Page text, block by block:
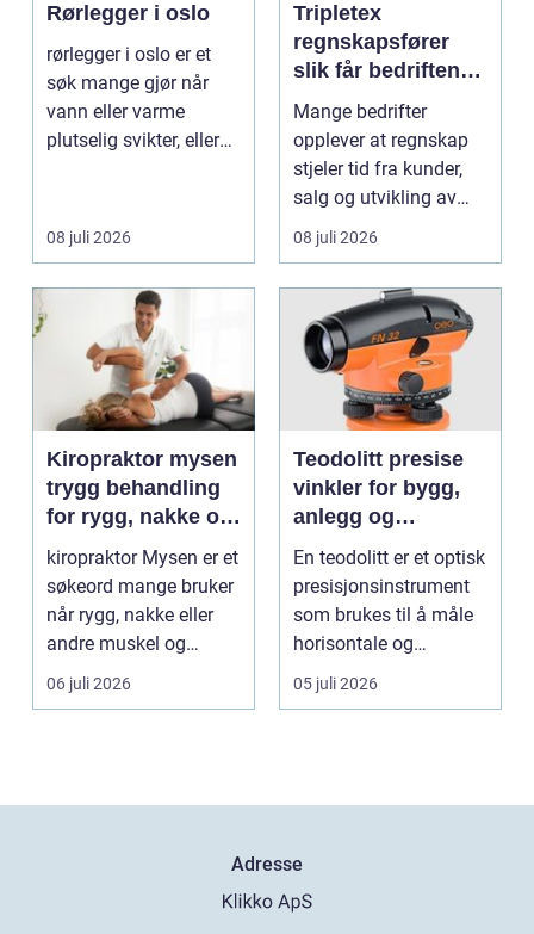
Rørlegger i oslo
rørlegger i oslo er et
søk mange gjør når
vann eller varme
plutselig svikter, eller
08 juli 2026
Tripletex
regnskapsfører
slik får bedriften
mer ut av
regnskapet
Mange bedrifter
opplever at regnskap
stjeler tid fra kunder,
salg og utvikling av
virksomheten. Samt...
08 juli 2026
Kiropraktor mysen
trygg behandling
for rygg, nakke og
ledd
kiropraktor Mysen er et
søkeord mange bruker
når rygg, nakke eller
andre muskel og
leddplager begynn...
06 juli 2026
Teodolitt presise
vinkler for bygg,
anlegg og
kartlegging
En teodolitt er et optisk
presisjonsinstrument
som brukes til å måle
horisontale og
vertikale vinkle...
05 juli 2026
Adresse